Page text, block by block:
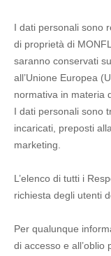
I dati personali sono
di proprietà di
saranno conservati
all’Unione Europea
normativa in materia
I dati personali sono
incaricati, preposti
marketing.
L’elenco di tutti i
richiesta degli utenti
Per qualunque
di accesso e